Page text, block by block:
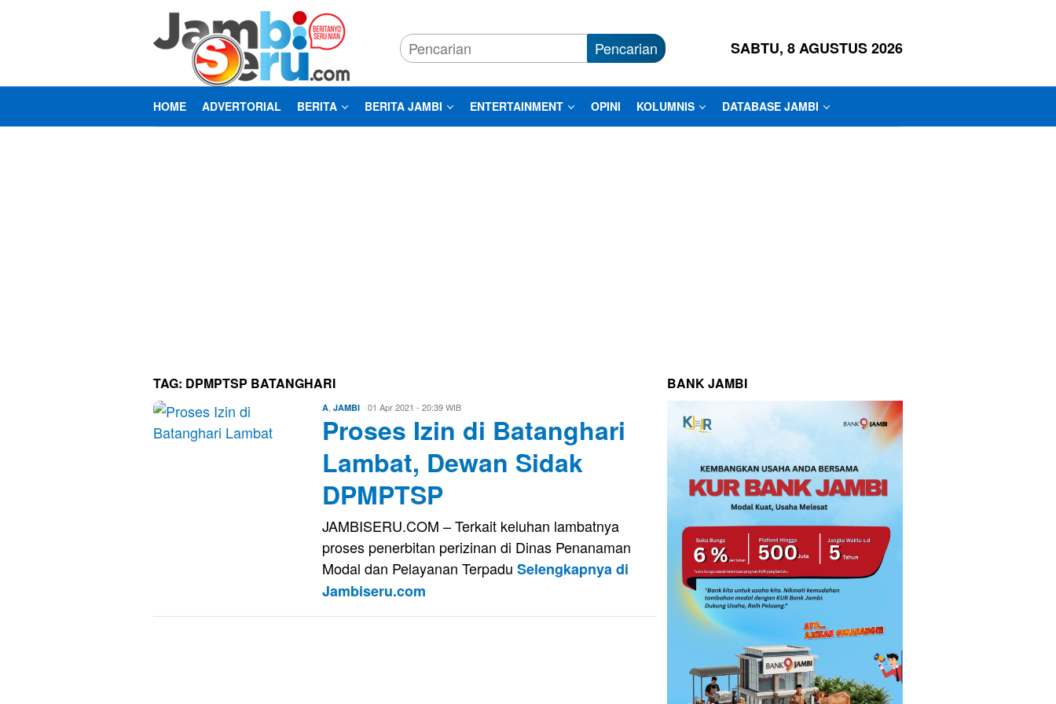
Pencarian SABTU, 8 AGUSTUS 2026
HOME ADVERTORIAL BERITA BERITA JAMBI ENTERTAINMENT OPINI KOLUMNIS DATABASE JAMBI
TAG: DPMPTSP BATANGHARI
A JAMBI Eri01 Apr 2021 - 20:39 WIB
Proses Izin di Batanghari
Lambat, Dewan Sidak
DPMPTSP
JAMBISERU.COM – Terkait keluhan lambatnya
proses penerbitan perizinan di Dinas Penanaman
Modal dan Pelayanan Terpadu Selengkapnya di
Jambiseru.com
BANK JAMBI